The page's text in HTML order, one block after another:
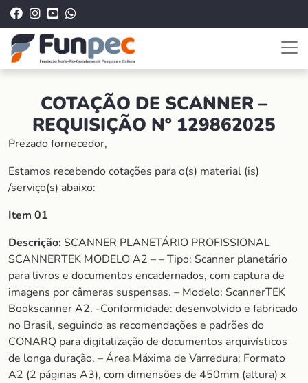
COTAÇÃO DE SCANNER –
REQUISIÇÃO Nº 129862025
Prezado fornecedor,
Estamos recebendo cotações para o(s) material (is)
/serviço(s) abaixo:
Item 01
Descrição: SCANNER PLANETÁRIO PROFISSIONAL
SCANNERTEK MODELO A2 – – Tipo: Scanner planetário
para livros e documentos encadernados, com captura de
imagens por câmeras suspensas. – Modelo: ScannerTEK
Bookscanner A2. -Conformidade: desenvolvido e fabricado
no Brasil, seguindo as recomendações e padrões do
CONARQ para digitalização de documentos arquivísticos
de longa duração. – Área Máxima de Varredura: Formato
A2 (2 páginas A3), com dimensões de 450mm (altura) x